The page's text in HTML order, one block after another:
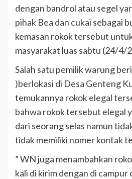
dengan bandrol atau segel
pihak Bea dan cukai sebagai
kemasan rokok tersebut
masyarakat luas sabtu (24/4/
Salah satu pemilik warung
)berlokasi di Desa Genteng
temukannya rokok elegal
bahwa rokok tersebut elegal
dari seorang selas namun
tidak memiliki nomer kontak
” WN juga menambahkan
kali di kirim dengan di campur